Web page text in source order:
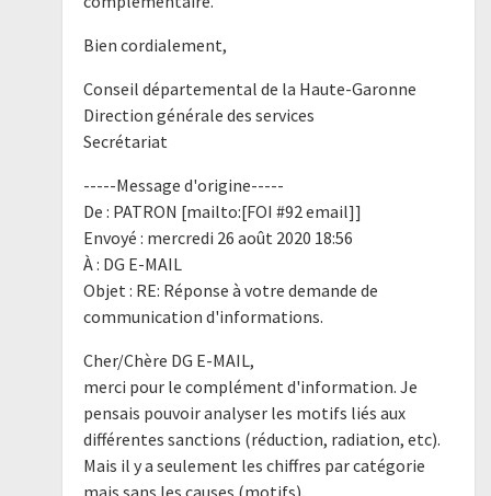
Bien cordialement,
Conseil départemental de la Haute-Garonne
Direction générale des services
Secrétariat
-----Message d'origine-----
De : PATRON [mailto:[FOI #92 email]]
Envoyé : mercredi 26 août 2020 18:56
À : DG E-MAIL
Objet : RE: Réponse à votre demande de
communication d'informations.
Cher/Chère DG E-MAIL,
merci pour le complément d'information. Je
pensais pouvoir analyser les motifs liés aux
différentes sanctions (réduction, radiation, etc).
Mais il y a seulement les chiffres par catégorie
mais sans les causes (motifs).